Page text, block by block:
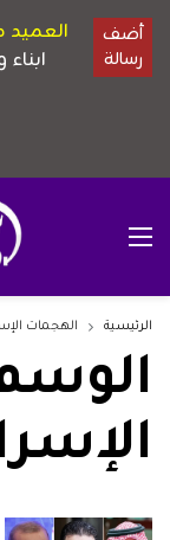
الرئيسية الهجمات